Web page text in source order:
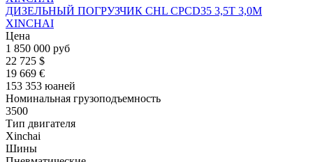
ДИЗЕЛЬНЫЙ ПОГРУЗЧИК CHL CPCD35 3,5Т 3,0М
XINCHAI
Цена
1 850 000 руб
22 725 $
19 669 €
153 353 юаней
Номинальная грузоподъемность
3500
Тип двигателя
Xinchai
Шины